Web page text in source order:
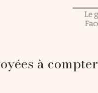
à compter